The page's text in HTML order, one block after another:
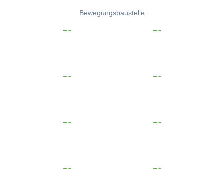
Bewegungsbaustelle